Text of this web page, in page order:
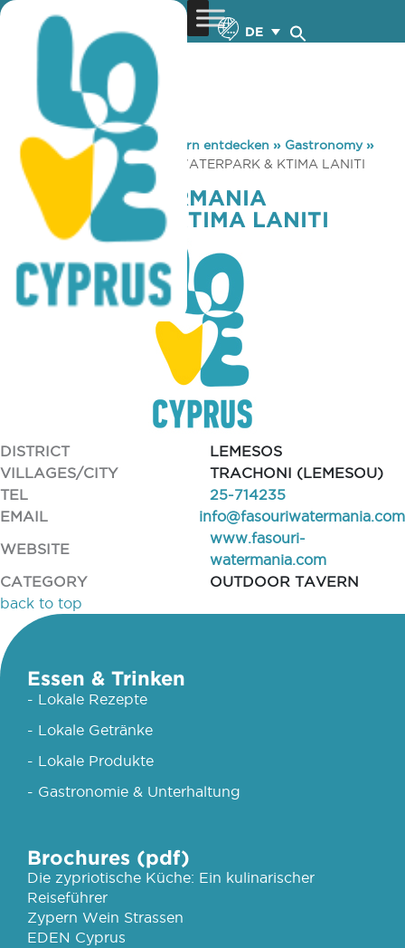
DE
You are here: Home »Zypern entdecken » Gastronomy»
FASOURI WATERMANIA WATERPARK & KTIMA LANITI
FASOURI WATERMANIA
WATERPARK & KTIMA LANITI
DISTRICT
LEMESOS
VILLAGES/CITY
TRACHONI (LEMESOU)
TEL
25-714235
EMAIL
info@fasouriwatermania.com
WEBSITE
www.fasouri-
watermania.com
CATEGORY
OUTDOOR TAVERN
back to top
Essen & Trinken
- Lokale Rezepte
- Lokale Getränke
- Lokale Produkte
- Gastronomie & Unterhaltung
Brochures (pdf)
Die zypriotische Küche: Ein kulinarischer
Reiseführer
Zypern Wein Strassen
EDEN Cyprus